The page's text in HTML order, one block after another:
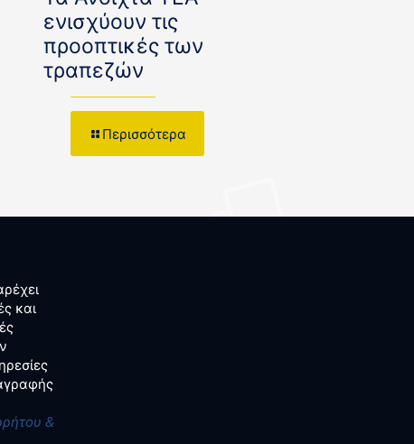
ενισχύουν τις
προοπτικές των
τραπεζών
Περισσότερα
και
&